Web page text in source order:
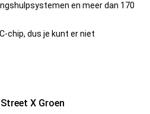
en meer dan 170
chip, dus je kunt er niet
X Groen